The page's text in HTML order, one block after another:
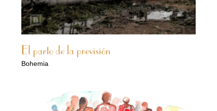
El parto de la previsión
Bohemia